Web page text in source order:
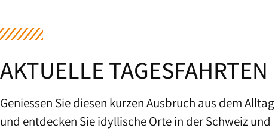
AKTUELLE TAGESFAHRTEN
Geniessen Sie diesen kurzen Ausbruch aus dem Alltag
und entdecken Sie idyllische Orte in der Schweiz und